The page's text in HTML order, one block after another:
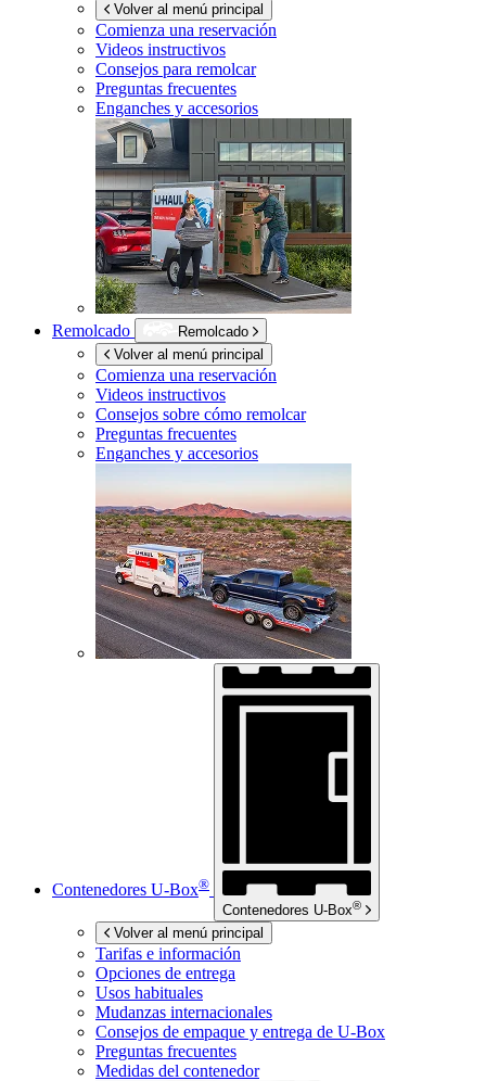
Volver al menú principal
Comienza una reservación
Videos instructivos
Consejos para remolcar
Preguntas frecuentes
Enganches y accesorios
Remolcado
Remolcado
Volver al menú principal
Comienza una reservación
Videos instructivos
Consejos sobre cómo remolcar
Preguntas frecuentes
Enganches y accesorios
Contenedores U-Box®
Contenedores U-Box®
Volver al menú principal
Tarifas e información
Opciones de entrega
Usos habituales
Mudanzas internacionales
Consejos de empaque y entrega de U-Box
Preguntas frecuentes
Medidas del contenedor